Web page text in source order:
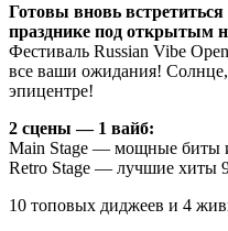
Готовы вновь
празднике под открытым
Фестиваль Russian Vibe
все ваши ожидания!
эпицентре!
2 сцены — 1 вайб:
Main Stage — мощные биты
Retro Stage — лучшие хиты
10 топовых диджеев и 4